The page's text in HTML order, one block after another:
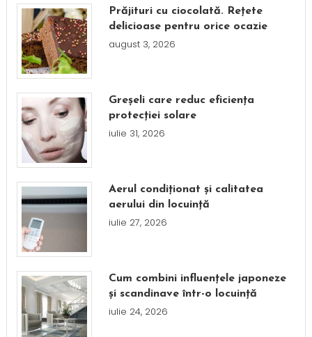
Prăjituri cu ciocolată. Rețete
delicioase pentru orice ocazie
august 3, 2026
Greșeli care reduc eficiența
protecției solare
iulie 31, 2026
Aerul condiționat și calitatea
aerului din locuință
iulie 27, 2026
Cum combini influențele japoneze
și scandinave într-o locuință
iulie 24, 2026